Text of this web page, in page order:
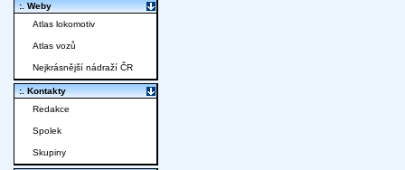
:. Weby
Atlas lokomotiv
Atlas vozů
Nejkrásnější nádraží ČR
:. Kontakty
Redakce
Spolek
Skupiny